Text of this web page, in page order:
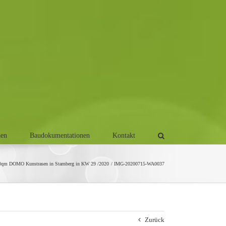
Baudokumentationen Kontakt
DOMO Kunstrasen in Starnberg in KW 29 /2020 IMG-20200715-WA0037
Zurück